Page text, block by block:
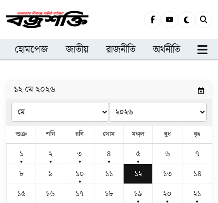
হোমপেজ জাতীয় রাজনীতি অর্থনীতি
১২ মে ২০২৬
শুক্র শনি রবি সোম মঙ্গল বুধ বৃহ
১ ২ ৩ ৪ ৫ ৬
৭
৮
৯ ১০ ১১ ১২ ১৩
১৪
১৫
১৬ ১৭ ১৮ ১৯ ২০
২১